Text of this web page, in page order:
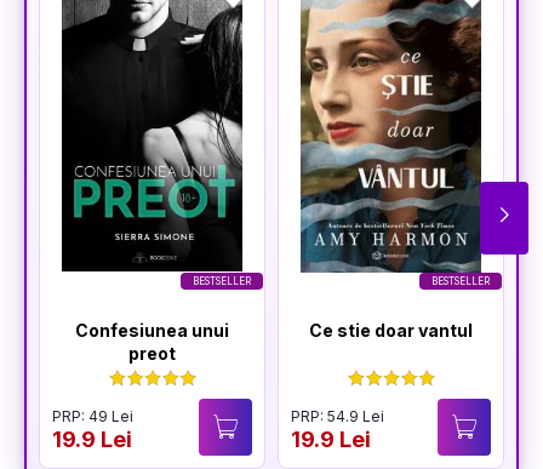
BESTSELLER
Confesiunea unui
preot
PRP: 49 Lei
19.9 Lei
BESTSELLER
Ce stie doar vantul
PRP: 54.9 Lei
19.9 Lei